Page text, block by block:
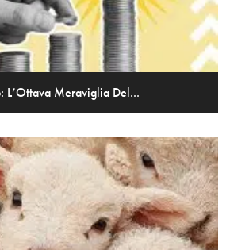
L’Ottava Meraviglia Del...